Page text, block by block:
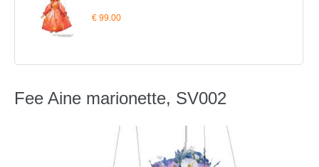
€ 99.00
Fee Aine marionette, SV002